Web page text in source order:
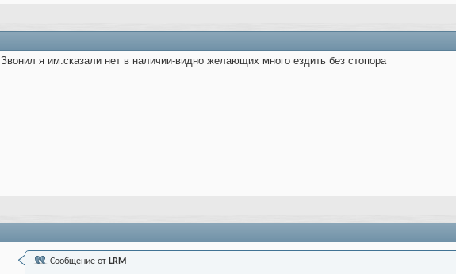
Звонил я им:сказали нет в наличии-видно желающих много ездить без стопора
Сообщение от LRM